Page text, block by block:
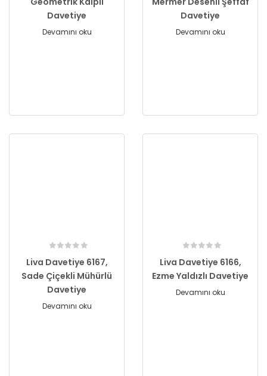
Davetiye
Devamını oku
Davetiye
Devamını oku
Liva Davetiye 6167,
Sade Çiçekli Mühürlü
Davetiye
Devamını oku
Liva Davetiye 6166,
Ezme Yaldızlı Davetiye
Devamını oku